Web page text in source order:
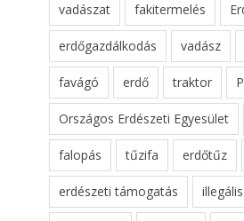
vadászat fakitermelés
erdőgazdálkodás vadász
favágó erdő traktor
Országos Erdészeti Egyesület
falopás tűzifa erdőtűz
erdészeti támogatás